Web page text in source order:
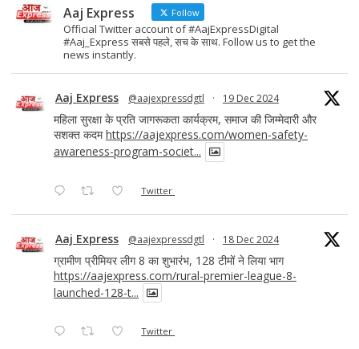
Aaj Express Follow
Official Twitter account of #AajExpressDigital
#Aaj_Express सबसे पहले, सच के साथ. Follow us to get the
news instantly.
Aaj Express @aajexpressdgtl · 19 Dec 2024
महिला सुरक्षा के प्रति जागरूकता कार्यक्रम, समाज की जिम्मेदारी और
सशक्त कदमhttps://aajexpress.com/women-safety-
awareness-program-societ...
Twitter
Aaj Express @aajexpressdgtl · 18 Dec 2024
ग्रामीण प्रीमियर लीग 8 का शुभारंभ, 128 टीमों ने लिया भाग
https://aajexpress.com/rural-premier-league-8-
launched-128-t...
Twitter